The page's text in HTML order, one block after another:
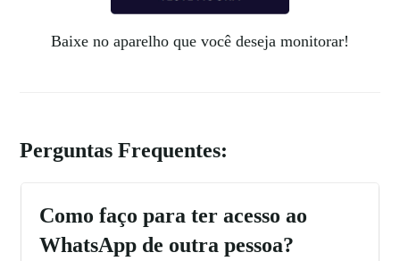
Baixe no aparelho que você deseja monitorar!
Perguntas Frequentes:
Como faço para ter acesso ao
WhatsApp de outra pessoa?